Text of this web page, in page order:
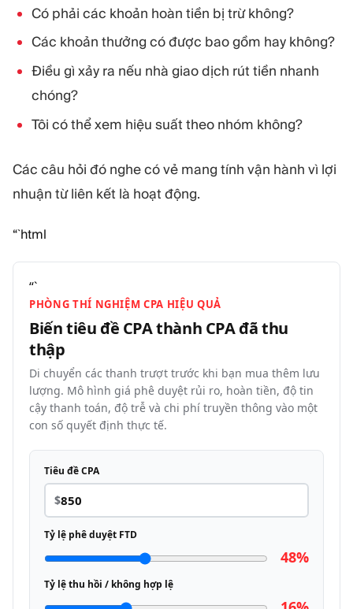
Có phải các khoản hoàn tiền bị trừ không?
Các khoản thưởng có được bao gồm hay không?
Điều gì xảy ra nếu nhà giao dịch rút tiền nhanh
chóng?
Tôi có thể xem hiệu suất theo nhóm không?
Các câu hỏi đó nghe có vẻ mang tính vận hành vì lợi
nhuận từ liên kết là hoạt động.
“`html
“`
PHÒNG THÍ NGHIỆM CPA HIỆU QUẢ
Biến tiêu đề CPA thành CPA đã thu
thập
Di chuyển các thanh trượt trước khi bạn mua thêm lưu
lượng. Mô hình giá phê duyệt rủi ro, hoàn tiền, độ tin
cậy thanh toán, độ trễ và chi phí truyền thông vào một
con số quyết định thực tế.
Tiêu đề CPA
$
Tỷ lệ phê duyệt FTD
48%
Tỷ lệ thu hồi / không hợp lệ